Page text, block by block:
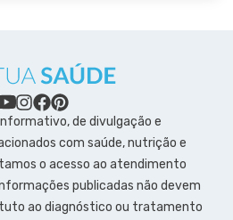
de divulgação e
com saúde, nutrição e
o acesso ao atendimento
publicadas não devem
ao diagnóstico ou tratamento